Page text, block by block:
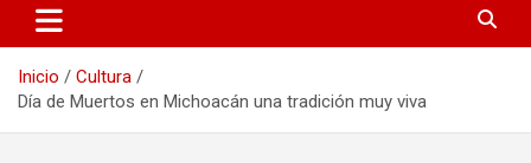
Inicio
Cultura
Día de Muertos en Michoacán una tradición muy viva